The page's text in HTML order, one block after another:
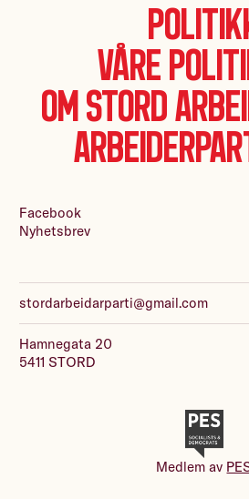
Våre
Om Stord
stordarbeidarparti@gmail.com
Hamnegata 20
5411 STORD
Facebook
Nyhetsbrev
Medlem av